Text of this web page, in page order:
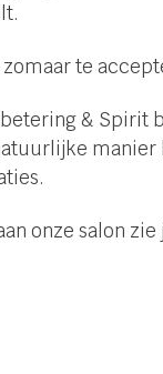
te
& Spirit
onze salon